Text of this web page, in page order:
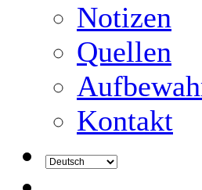
Notizen
Quellen
Kontakt